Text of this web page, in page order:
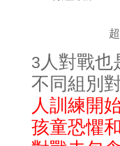
3人對戰也
不同組別
人訓練開
孩童恐懼